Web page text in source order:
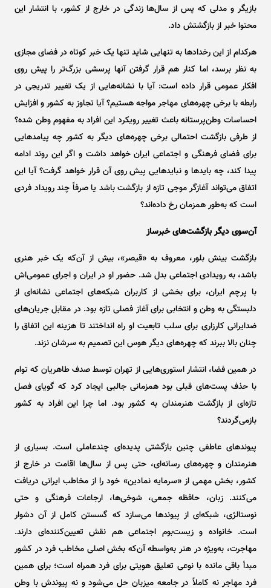
بازیگر و مدلی که پس از سال‌ها زندگی در خارج از کشور، با انتشار این
محتوا خبر از بازگشتش داد.
هرکدام از این رخداد‌ها به تنهایی شاید تنها یک خبر کوتاه در فضای مجازی
به نظر برسد، اما کنار هم قرار گرفتن آنها پرسشی بزرگ‌تر را پیش روی
افکار عمومی قرار داده است: آیا با نشانه‌هایی از یک تغییر تدریجی در
رابطه با برخی چهره‌های مهاجر مواجه هستیم؟ آیا تجاوز به کشور و افزایش
احساسات وطن‌پرستانه باعث تغییر رویکرد این افراد به مفهوم وطن شده؟
از طرفی بازگشت احتمالی برخی چهره‌های دیگر به کشور چه پیامد‌هایی
برای فضای فرهنگی و اجتماعی ایران خواهد داشت و اگر این روند ادامه
پیدا کند، چه باید‌ها و نباید‌هایی پیش روی آن قرار خواهد گرفت؟ آیا این
اتفاق می‌تواند آغازگر موجی تازه از بازگشت باشد یا صرفاً چند رویداد فردی
است که به‌طور همزمان رخ داده‌اند؟
آن‌سوی دیگر بازگشت‌های خبرساز
بازگشت بینش بلور، معروف به «قیصر»، بیش از آن‌که یک خبر هنری
باشد، به رویدادی اجتماعی بدل شد. حضور او در ایران و اجرای عمومی‌اش
با پرچم ایران، برای بخشی از کاربران شبکه‌های اجتماعی نشانه‌ای از
دلبستگی به وطن و انتخابی برای آغاز فصلی تازه بود. در مقابل جریان‌های
ضدایرانی کارزاری برای سلب تابعیت او راه انداختند تا هزینه این اتفاق را
چنان بالا ببرند که چهره‌های دیگر هوس این تصمیم به سرشان نزند.
در همین فضا، انتشار استوری‌هایی از تهران توسط صدف طاهریان که توام
با حذف پست‌های قبلی بود همزمانی جالبی ایجاد کرد که گویای فصل
تازه‌ای از بازگشت هنرمندان به کشور بود. اما چرا این افراد به کشور
بازمی‌گردند؟
پیوند‌های عاطفی چنین بازگشتی پدیده‌ای چندعاملی است. بسیاری از
هنرمندان و چهره‌های رسانه‌ای، حتی پس از سال‌ها اقامت در خارج از
کشور، بخش مهمی از «سرمایه نمادین» خود را از مخاطب ایرانی دریافت
می‌کنند. زبان، حافظه جمعی، شوخی‌ها، ارجاعات فرهنگی و حتی
نوستالژی، شبکه‌ای از پیوند‌ها می‌سازد که گسستن کامل از آن دشوار
است. خانواده و زیست‌بوم اجتماعی هم نقش تعیین‌کننده‌ای دارند.
مهاجرت، به‌ویژه در هنر به‌واسطه آن‌که بخش اصلی مخاطب فرد در کشور
مبدأ باقی مانده با نوعی تعلیق هویتی برای فرد همراه است؛ برای همین
فرد مهاجر نه کاملاً در جامعه میزبان حل می‌شود و نه پیوندش با وطن